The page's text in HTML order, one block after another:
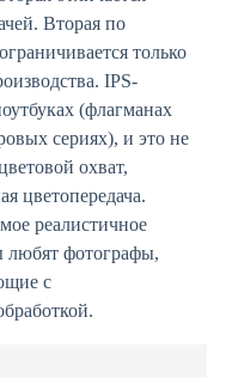
Вторая по
только
IPS-
(флагманах
сериях), и это не
охват,
цветопередача.
реалистичное
любят фотографы,
с